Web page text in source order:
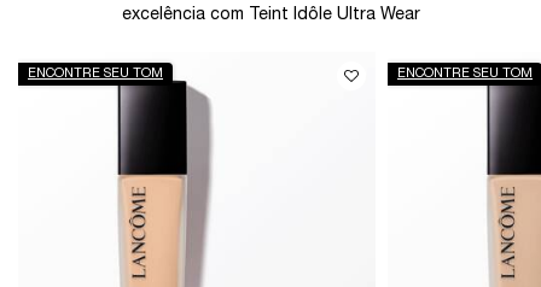
excelência com Teint Idôle Ultra Wear
ENCONTRE SEU TOM ENCONTRE SEU TOM